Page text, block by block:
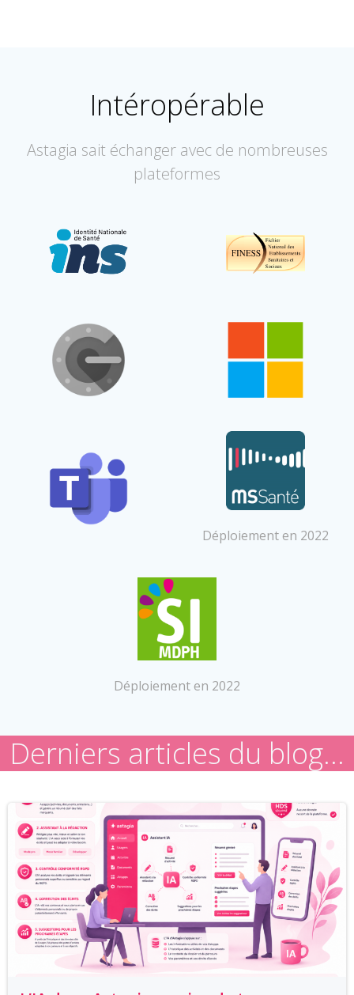
Intéropérable
Astagia sait échanger avec de nombreuses
plateformes
Déploiement en 2022
Déploiement en 2022
Derniers articles du blog…